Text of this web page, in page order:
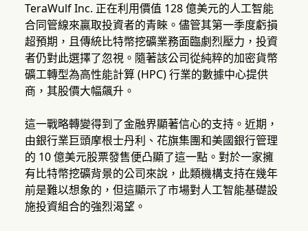
TeraWulf Inc. 正在利用價值 128 億美元的人工智能
合同管線來贏取投資者的青睞。儘管其第一季度虧損
超預期，且傳統比特幣挖礦業務面臨劇烈壓力，投資
者仍對此選擇了忽視。隨著該公司從純粹的加密貨幣
礦工轉型為高性能計算 (HPC) 行業的數據中心提供
商，其股價大幅飆升。
這一戰略轉變得到了金融界顯著信心的支持。近期，
由銀行業巨頭摩根士丹利、花旗集團和美國銀行管理
的 10 億美元股票發售便凸顯了這一點。對於一家擁
有比特幣挖礦背景的公司來說，此類機構支持在幾年
前是難以想象的，但這顯示了市場對人工智能基礎設
施投資組合的強烈渴望。